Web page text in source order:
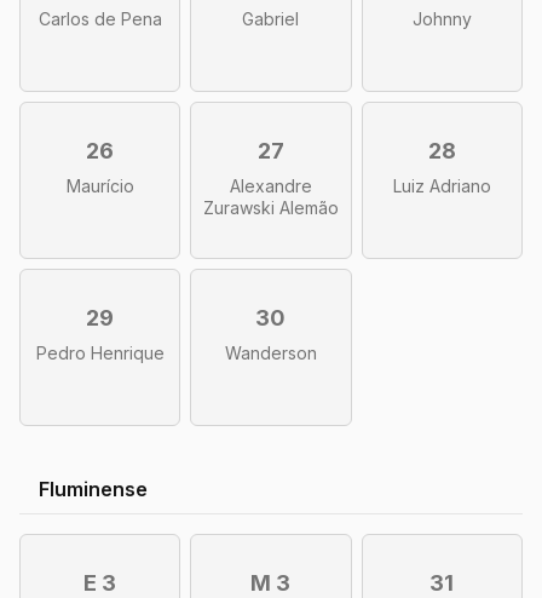
Carlos de Pena Gabriel Johnny
26
Maurício
27
Alexandre
Zurawski Alemão
28
Luiz Adriano
29
Pedro Henrique
30
Wanderson
Fluminense
E 3 M 3 31